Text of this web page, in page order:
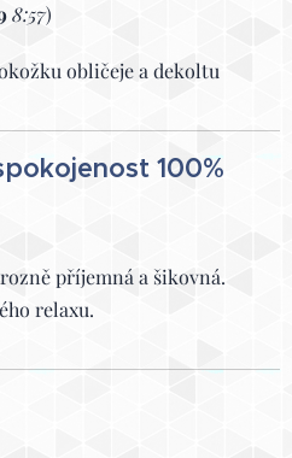
8:57)
obličeje a dekoltu
100%
příjemná a šikovná.
relaxu.